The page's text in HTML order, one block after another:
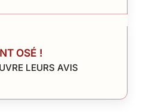
OSÉ !
LEURS AVIS